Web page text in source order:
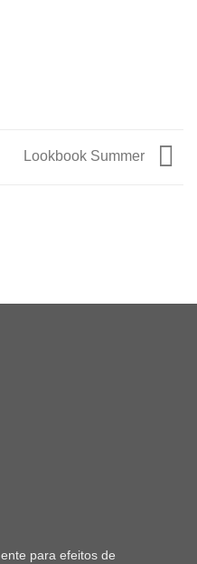
Lookbook Summer
para efeitos de